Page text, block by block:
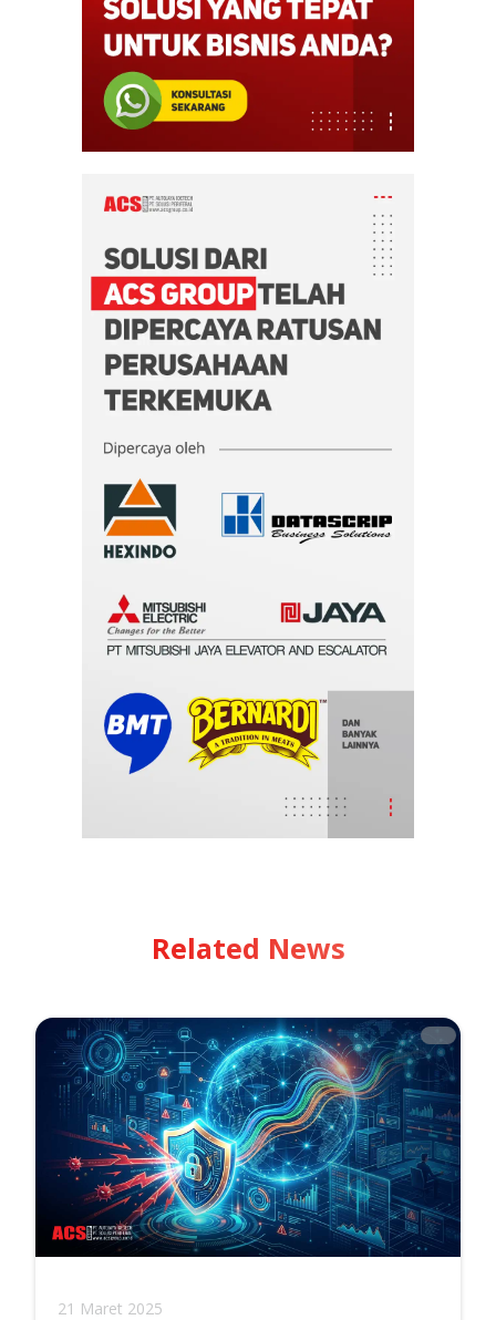
Related News
21 Maret 2025